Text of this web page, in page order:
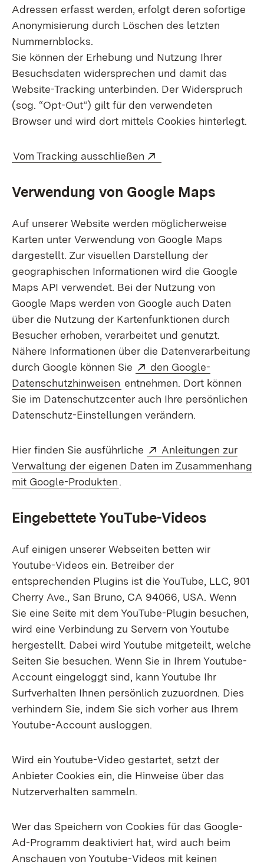
Adressen erfasst werden, erfolgt deren sofortige
Anonymisierung durch Löschen des letzten
Nummernblocks.
Sie können der Erhebung und Nutzung Ihrer
Besuchsdaten widersprechen und damit das
Website-Tracking unterbinden. Der Widerspruch
(sog. “Opt-Out”) gilt für den verwendeten
Browser und wird dort mittels Cookies hinterlegt.
Vom Tracking ausschließen
Verwendung von Google Maps
Auf unserer Website werden möglicherweise
Karten unter Verwendung von Google Maps
dargestellt. Zur visuellen Darstellung der
geographischen Informationen wird die Google
Maps API verwendet. Bei der Nutzung von
Google Maps werden von Google auch Daten
über die Nutzung der Kartenfunktionen durch
Besucher erhoben, verarbeitet und genutzt.
Nähere Informationen über die Datenverarbeitung
durch Google können Sie
Extern:
den Google-
Datenschutzhinweisen (Öffnet in neuem Fenster)
entnehmen. Dort können
Sie im Datenschutzcenter auch Ihre persönlichen
Datenschutz-Einstellungen verändern.
Hier finden Sie ausführliche Extern:
Anleitungen zur
Verwaltung der eigenen Daten im Zusammenhang
mit Google-Produkten.
Eingebettete YouTube-Videos
Auf einigen unserer Webseiten betten wir
Youtube-Videos ein. Betreiber der
entsprechenden Plugins ist die YouTube, LLC, 901
Cherry Ave., San Bruno, CA 94066, USA. Wenn
Sie eine Seite mit dem YouTube-Plugin besuchen,
wird eine Verbindung zu Servern von Youtube
hergestellt. Dabei wird Youtube mitgeteilt, welche
Seiten Sie besuchen. Wenn Sie in Ihrem Youtube-
Account eingeloggt sind, kann Youtube Ihr
Surfverhalten Ihnen persönlich zuzuordnen. Dies
verhindern Sie, indem Sie sich vorher aus Ihrem
Youtube-Account ausloggen.
Wird ein Youtube-Video gestartet, setzt der
Anbieter Cookies ein, die Hinweise über das
Nutzerverhalten sammeln.
Wer das Speichern von Cookies für das Google-
Ad-Programm deaktiviert hat, wird auch beim
Anschauen von Youtube-Videos mit keinen